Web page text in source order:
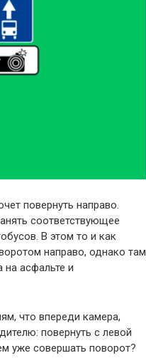
повернуть направо.
соответствующее
В этом то и как
направо, однако там
асфальте и
что впереди камера,
повернуть с левой
уже совершать поворот?